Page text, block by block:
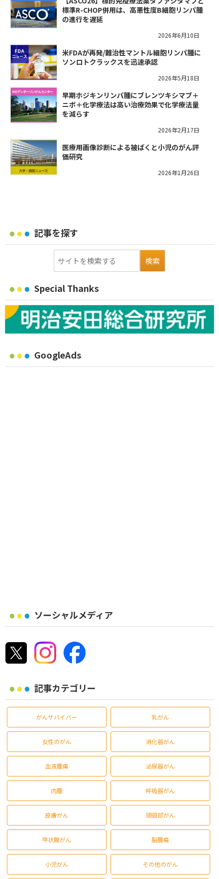
標準R-CHOP併用は、高悪性度B細胞リンパ腫
の進行を遅延
2026年6月10日
米FDAが再発/難治性マントル細胞リンパ腫に
ソンロトクラックスを迅速承認
2026年5月18日
早期ホジキンリンパ腫にブレンツキシマブ＋
ニボ＋化学療法は高い治療効果で化学療法量
を減らす
2026年2月17日
医療用画像診断による被ばくと小児のがん評
価研究
2026年1月26日
記事を探す
Special Thanks
GoogleAds
ソーシャルメディア
記事カテゴリー
がんサバイバー 乳がん
女性のがん 消化器がん
血液腫瘍 泌尿器がん
肉腫 呼吸器がん
皮膚がん 頭頸部がん
甲状腺がん 脳腫瘍
小児がん その他のがん